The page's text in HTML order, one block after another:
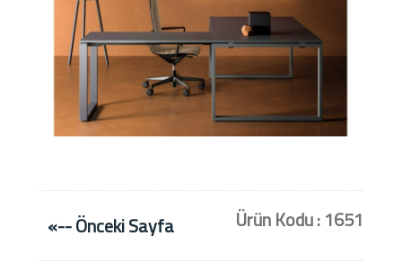
«-- Önceki Sayfa Ürün Kodu : 1651